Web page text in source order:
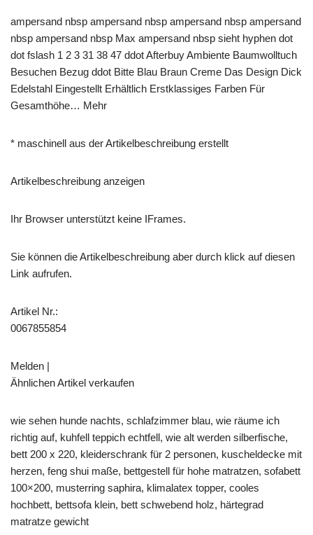
ampersand nbsp ampersand nbsp ampersand nbsp ampersand
nbsp ampersand nbsp Max ampersand nbsp sieht hyphen dot
dot fslash 1 2 3 31 38 47 ddot Afterbuy Ambiente Baumwolltuch
Besuchen Bezug ddot Bitte Blau Braun Creme Das Design Dick
Edelstahl Eingestellt Erhältlich Erstklassiges Farben Für
Gesamthöhe… Mehr
* maschinell aus der Artikelbeschreibung erstellt
Artikelbeschreibung anzeigen
Ihr Browser unterstützt keine IFrames.
Sie können die Artikelbeschreibung aber durch klick auf diesen
Link aufrufen.
Artikel Nr.:
0067855854
Melden |
Ähnlichen Artikel verkaufen
wie sehen hunde nachts, schlafzimmer blau, wie räume ich
richtig auf, kuhfell teppich echtfell, wie alt werden silberfische,
bett 200 x 220, kleiderschrank für 2 personen, kuscheldecke mit
herzen, feng shui maße, bettgestell für hohe matratzen, sofabett
100×200, musterring saphira, klimalatex topper, cooles
hochbett, bettsofa klein, bett schwebend holz, härtegrad
matratze gewicht